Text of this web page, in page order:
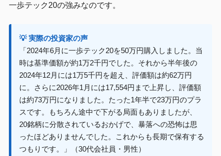
一歩テック20の強みなのです。
💡 実際の投資家の声
「2024年6月に一歩テック20を50万円購入しました。当
時は基準価額が約1万2千円でした。それから半年後の
2024年12月には1万5千円を超え、評価額は約62万円
に。さらに2026年1月には17,554円まで上昇し、評価額
は約73万円になりました。たった1年半で23万円のプラ
スです。もちろん途中で下がる局面もありましたが、
20銘柄に分散されているおかげで、暴落への恐怖は思
ったほどありませんでした。これからも長期で保有する
つもりです。」（30代会社員・男性）